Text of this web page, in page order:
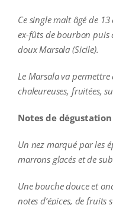
Ce single malt âgé de
ex-fûts de bourbon puis
doux Marsala (Sicile).
Le Marsala va
chaleureuses, fruitées,
Notes de dégustation
Un nez marqué par les
marrons glacés et de
Une bouche douce et
notes d’épices, de fruits